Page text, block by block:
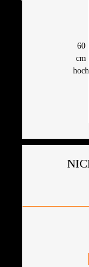
60
cm
hoch